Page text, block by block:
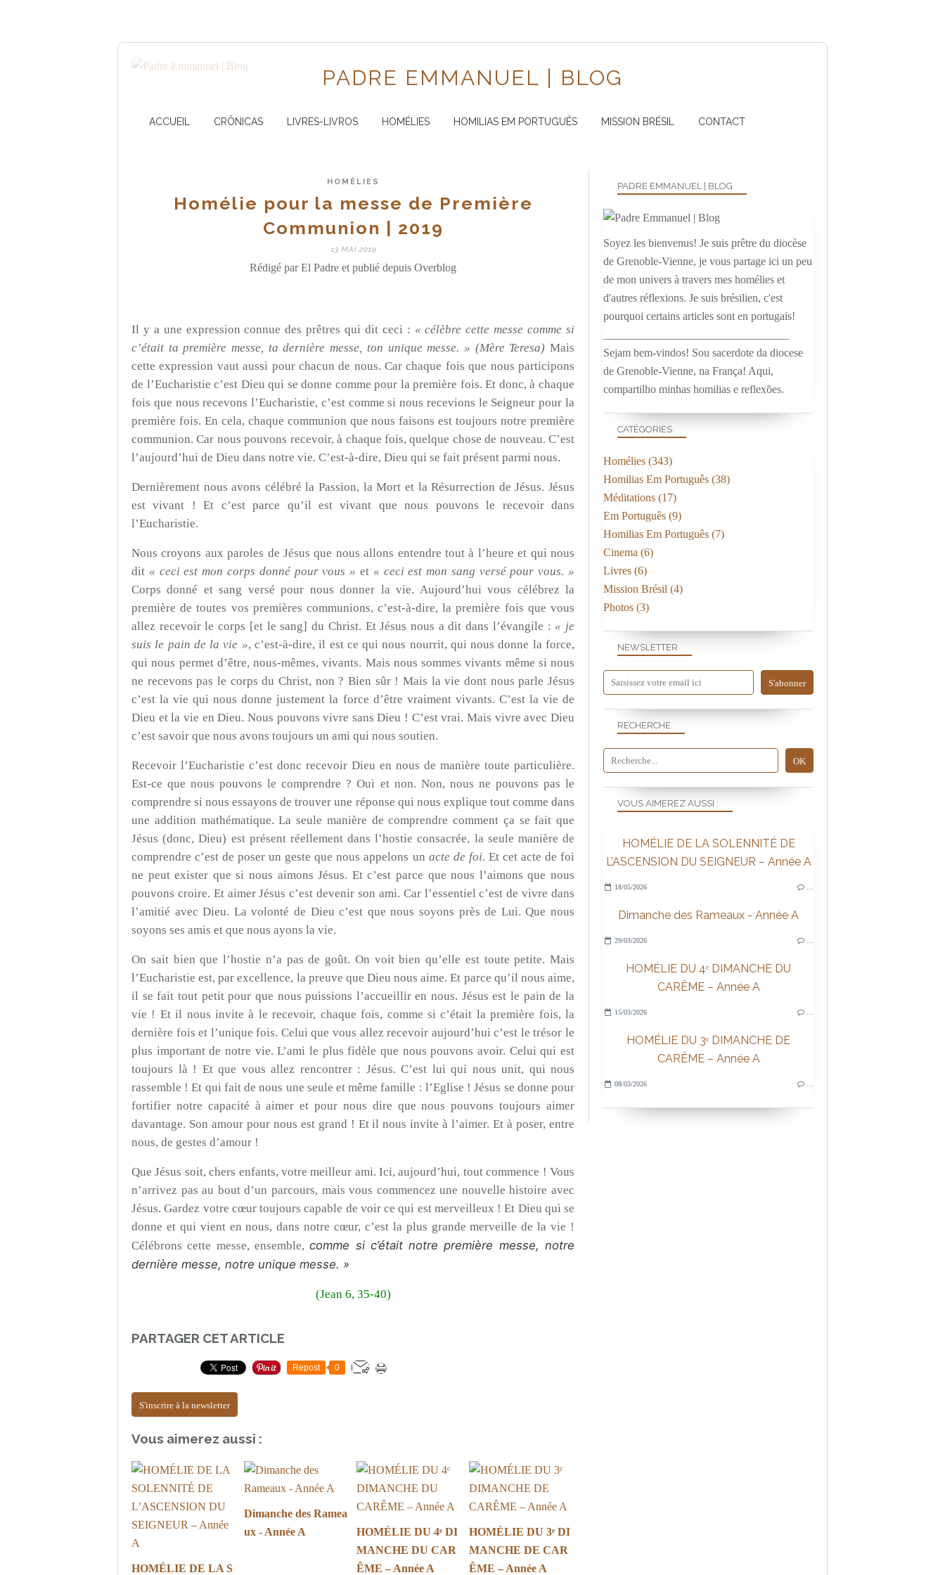
PADRE EMMANUEL | BLOG
ACCUEIL CRÔNICAS LIVRES-LIVROS HOMÉLIES HOMILIAS EM PORTUGUÊS MISSION BRÉSIL CONTACT
HOMÉLIES
Homélie pour la messe de Première
Communion | 2019
13 MAI 2019
Rédigé par El Padre et publié depuis Overblog
Il y a une expression connue des prêtres qui dit ceci : « célèbre cette messe comme si
c’était ta première messe, ta dernière messe, ton unique messe. » (Mère Teresa) Mais
cette expression vaut aussi pour chacun de nous. Car chaque fois que nous participons
de l’Eucharistie c’est Dieu qui se donne comme pour la première fois. Et donc, à chaque
fois que nous recevons l’Eucharistie, c’est comme si nous recevions le Seigneur pour la
première fois. En cela, chaque communion que nous faisons est toujours notre première
communion. Car nous pouvons recevoir, à chaque fois, quelque chose de nouveau. C’est
l’aujourd’hui de Dieu dans notre vie. C’est-à-dire, Dieu qui se fait présent parmi nous.
Dernièrement nous avons célébré la Passion, la Mort et la Résurrection de Jésus. Jésus
est vivant ! Et c’est parce qu’il est vivant que nous pouvons le recevoir dans
l’Eucharistie.
Nous croyons aux paroles de Jésus que nous allons entendre tout à l’heure et qui nous
dit « ceci est mon corps donné pour vous » et « ceci est mon sang versé pour vous. »
Corps donné et sang versé pour nous donner la vie. Aujourd’hui vous célébrez la
première de toutes vos premières communions, c’est-à-dire, la première fois que vous
allez recevoir le corps [et le sang] du Christ. Et Jésus nous a dit dans l’évangile : « je
suis le pain de la vie », c’est-à-dire, il est ce qui nous nourrit, qui nous donne la force,
qui nous permet d’être, nous-mêmes, vivants. Mais nous sommes vivants même si nous
ne recevons pas le corps du Christ, non ? Bien sûr ! Mais la vie dont nous parle Jésus
c’est la vie qui nous donne justement la force d’être vraiment vivants. C’est la vie de
Dieu et la vie en Dieu. Nous pouvons vivre sans Dieu ! C’est vrai. Mais vivre avec Dieu
c’est savoir que nous avons toujours un ami qui nous soutien.
Recevoir l’Eucharistie c’est donc recevoir Dieu en nous de manière toute particulière.
Est-ce que nous pouvons le comprendre ? Oui et non. Non, nous ne pouvons pas le
comprendre si nous essayons de trouver une réponse qui nous explique tout comme dans
une addition mathématique. La seule manière de comprendre comment ça se fait que
Jésus (donc, Dieu) est présent réellement dans l’hostie consacrée, la seule manière de
comprendre c’est de poser un geste que nous appelons un acte de foi. Et cet acte de foi
ne peut exister que si nous aimons Jésus. Et c’est parce que nous l’aimons que nous
pouvons croire. Et aimer Jésus c’est devenir son ami. Car l’essentiel c’est de vivre dans
l’amitié avec Dieu. La volonté de Dieu c’est que nous soyons près de Lui. Que nous
soyons ses amis et que nous ayons la vie.
On sait bien que l’hostie n’a pas de goût. On voit bien qu’elle est toute petite. Mais
l’Eucharistie est, par excellence, la preuve que Dieu nous aime. Et parce qu’il nous aime,
il se fait tout petit pour que nous puissions l’accueillir en nous. Jésus est le pain de la
vie ! Et il nous invite à le recevoir, chaque fois, comme si c’était la première fois, la
dernière fois et l’unique fois. Celui que vous allez recevoir aujourd’hui c’est le trésor le
plus important de notre vie. L’ami le plus fidèle que nous pouvons avoir. Celui qui est
toujours là ! Et que vous allez rencontrer : Jésus. C’est lui qui nous unit, qui nous
rassemble ! Et qui fait de nous une seule et même famille : l’Eglise ! Jésus se donne pour
fortifier notre capacité à aimer et pour nous dire que nous pouvons toujours aimer
davantage. Son amour pour nous est grand ! Et il nous invite à l’aimer. Et à poser, entre
nous, de gestes d’amour !
Que Jésus soit, chers enfants, votre meilleur ami. Ici, aujourd’hui, tout commence ! Vous
n’arrivez pas au bout d’un parcours, mais vous commencez une nouvelle histoire avec
Jésus. Gardez votre cœur toujours capable de voir ce qui est merveilleux ! Et Dieu qui se
donne et qui vient en nous, dans notre cœur, c’est la plus grande merveille de la vie !
Célébrons cette messe, ensemble,comme si c’étaitnotre première messe, notre
dernière messe, notre unique messe. »
(Jean 6, 35-40)
PARTAGER CET ARTICLE
Repost 0
S'inscrire à la newsletter
Vous aimerez aussi :
HOMÉLIE DE LA S
Dimanche des Ramea
ux - Année A
HOMÉLIE DU 4ᵉ DI
MANCHE DU CAR
ÊME – Année A
HOMÉLIE DU 3ᵉ DI
MANCHE DE CAR
ÊME – Année A
NEWSLETTER
RECHERCHE
PADRE EMMANUEL | BLOG
Soyez les bienvenus! Je suis prêtre du diocèse
de Grenoble-Vienne, je vous partage ici un peu
de mon univers à travers mes homélies et
d'autres réflexions. Je suis brésilien, c'est
pourquoi certains articles sont en portugais!
Sejam bem-vindos! Sou sacerdote da diocese
de Grenoble-Vienne, na França! Aqui,
compartilho minhas homilias e reflexões.
VOUS AIMEREZ AUSSI :
HOMÉLIE DE LA SOLENNITÉ DE
L’ASCENSION DU SEIGNEUR – Année A
18/05/2026
Dimanche des Rameaux - Année A
29/03/2026
HOMÉLIE DU 4ᵉ DIMANCHE DU
CARÊME – Année A
15/03/2026
HOMÉLIE DU 3ᵉ DIMANCHE DE
CARÊME – Année A
08/03/2026
CATÉGORIES
Homélies (343)
Homilias Em Português (38)
Méditations (17)
Em Português (9)
Homilias Em Português (7)
Cinema (6)
Livres (6)
Mission Brésil (4)
Photos (3)